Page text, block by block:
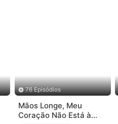
76 Episódios
Mãos Longe, Meu
Coração Não Está à